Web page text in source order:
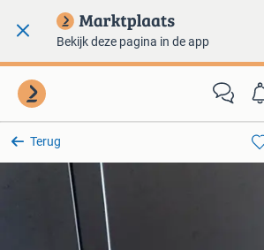
Bekijk deze pagina in de app
Terug